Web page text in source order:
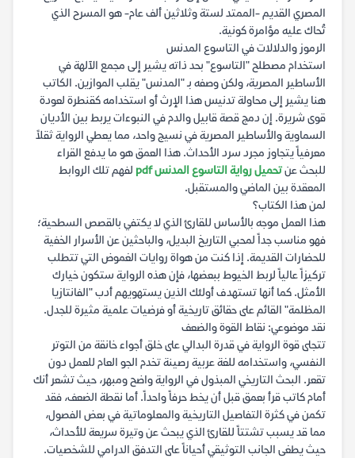
المصري القديم -الممتد لستة وثلاثين ألف عام- هو المسرح الذي
تُحاك عليه مؤامرة كونية.
الرموز والدلالات في التاسوع المدنس
استخدام مصطلح "التاسوع" بحد ذاته يشير إلى مجمع الآلهة في
الأساطير المصرية، ولكن وصفه بـ "المدنس" يقلب الموازين. الكاتب
هنا يشير إلى محاولة تدنيس هذا الإرث أو استخدامه كقنطرة لعودة
قوى شريرة. إن دمج قصة قابيل والدم في النبوءات يربط بين الأديان
السماوية والأساطير المصرية في نسيج واحد، مما يعطي الرواية ثقلاً
معرفياً يتجاوز مجرد سرد الأحداث. هذا العمق هو ما يدفع القراء
للبحث عنتحميل رواية التاسوع المدنس pdf
لفهم تلك الروابط
المعقدة بين الماضي والمستقبل.
لمن هذا الكتاب؟
هذا العمل موجه بالأساس للقارئ الذي لا يكتفي بالقصص السطحية؛
فهو مناسب جداً لمحبي التاريخ البديل، والباحثين عن الأسرار الخفية
للحضارات القديمة. إذا كنت من هواة روايات الغموض التي تتطلب
تركيزاً عالياً لربط الخيوط ببعضها، فإن هذه الرواية ستكون خيارك
الأمثل. كما أنها تستهدف أولئك الذين يستهويهم أدب "الفانتازيا
المظلمة" القائم على حقائق تاريخية أو فرضيات علمية مثيرة للجدل.
نقد موضوعي: نقاط القوة والضعف
تتجلى قوة الرواية في قدرة البدالي على خلق أجواء خانقة من التوتر
النفسي، واستخدامه للغة عربية رصينة تخدم الجو العام للعمل دون
تقعر. البحث التاريخي المبذول في الرواية واضح ومبهر، حيث تشعر أنك
أمام كاتب قرأ بعمق قبل أن يخط حرفاً واحداً. أما نقطة الضعف، فقد
تكمن في كثرة التفاصيل التاريخية والمعلوماتية في بعض الفصول،
مما قد يسبب تشتتاً للقارئ الذي يبحث عن وتيرة سريعة للأحداث،
حيث يطغى الجانب التوثيقي أحياناً على التدفق الدرامي للشخصيات.